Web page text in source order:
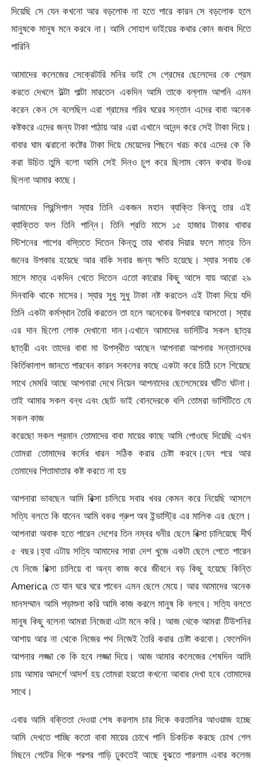
দিয়েছি সে যেন কখনো আর বড়লোক না হতে পারে কারন সে বড়লোক হলে
মানুষকে মানুষ মনে করবে না। আমি সোহাগ ভাইয়ের কথার কোন জবাব দিতে
পারিনি
আমাদের কলেজের সেক্রেটারি মনির ভাই সে গ্রেমের ছেলেদের কে প্রেম
করতে দেখলে উল্টা পাল্টা মারতেন একদিন আমি তাকে বল্লাম আপনি এমন
করেন কেন সে বলেছিল এরা গ্রামের গরিব ঘরের সন্তান এদের বাবা অনেক
কষ্টকরে এদের জন্য টাকা পাঠায় আর এরা এখানে আনন্দ করে সেই টাকা দিয়ে।
বাবার ঘাম ঝরানো কষ্টের টাকা দিয়ে মেয়েদের পিছনে খরচ করে এদের কে কি
করা উচিত তুমি বলো আমি সেই দিনও চুপ করে ছিলাম কোন কথার উওর
ছিলনা আমার কাছে।
আমাদের প্রিন্সিপাল স্যার তিনি একজন মহান ব্যাক্তি কিন্তু তার এই
ব্যাক্তিত ফল তিনি পান্নি। তিনি প্রতি মাসে ১৫ হাজার টাকার খাবার
স্টিশনের পাশের বস্তিতে দিতেন কিন্তু তার খাবার দিয়ার ফলে মাত্র তিন
জনের উপকার হয়েছে আর বাকি সবার জন্য ক্ষতি হয়েছে। স্যার সবায় কে
মাসে মাত্র একদিন খেতে দিতেন এতো কারোর কিছু আসে যায় আরো ২৯
দিনবাকি থাকে মাসের। স্যার সুধু সুধু টাকা নষ্ট করতেন এই টাকা দিয়ে যদি
তিনি একটা কর্মস্থান তৈরি করতেন তা হলে অনেকের উপকারে আসতো। স্যার
এর দান ছিলো লোক দেখানো দান।এখানে আমাদের ভার্সিটির সকল ছাত্র
ছাত্রী এবং তাদের বাবা মা উপস্থীত আছেন আপনারা আপনার সন্তানদের
কির্তিকালাপ জানতে পারবেন কারন সকলের কাছে একটা করে চিঠি চলে গিয়েছে
সাথে মেমরি আছে আপনারা দেখে নিয়েন আপনাদের ছেলেমেয়ের ঘটিত ঘটনা।
তাই আমার সকল বন্ধ এবং ছোট ভাই বোনদেরকে বলি তোমরা ভার্সিটিতে যে
সকল কাজ
করেছো সকল প্রমান তোমাদের বাবা মায়ের কাছে আমি পোওছে দিয়েছি এখন
তোমরা তোমাদের কর্মের ধারন সঠিক করার চেষ্টা করবে।যেন পরে আর
তেমাদের পিতামাতার কষ্ট করতে না হয়
আপনারা ভাবছেন আমি রিক্সা চালিয়ে সবার খবর কেমন করে নিয়েছি আসলে
সত্যি বলতে কি যানেন আমি বকর গ্রুপ অব ইন্ডাস্ট্রি এর মালিক এর ছেলে।
আপনারা অবাক হতে পারেন দেশের তিন নম্বর ধনীর ছেলে রিক্সা চালিয়েছে দীর্ঘ
৫ বছর।হ্যা এটায় সত্যি আমাদের সারা দেশ খুজে একটা ছেলে পেতে পারেন
যে নিজে রিক্সা চালিয়ে বা অন্য কাজ করে জীবনে বড় কিছু হয়েছে কিন্তি
America তে যান ঘরে ঘরে পাবেন এমন ছেলে মেয়ে। আর আমাদের অনেক
মানসম্মান আমি পড়াশুনা করি আমি কাজ করলে মানুষ কি বলবে। সত্যি বলতে
মানুষ কিছু বলেনা আমরা নিজেরা এটা মনে করি। আজ থেকে আমরা টিউশনির
আশায় আর না থেকে নিজের পথ নিজেই তৈরি করার চেষ্টা করবো। ফেলেদিন
আপনার লজ্জা কে কি হবে লজ্জা দিয়ে। আজ আমার কলেজের শেষদিন আমি
চায় আমার আদর্শে আদর্শ হয় তোমরা হয়তো কখনো আবার দেখা হবে তোমাদের
সাথে।
এবার আমি বক্তিতা দেওয়া শেষ করলাম চার দিকে করতালির আওয়াজ হচ্ছে
আমি দেখতে পাচ্ছি কতো বাবা মায়ের চোখে পানি চিকচিক করছে চোখ গেল
মিছনে গেটের দিকে পরপর গাড়ি ঢুকতেই আছে বুঝতে পারলাম এবার কলেজ